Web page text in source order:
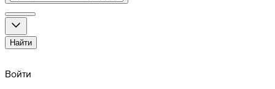
Найти
Войти